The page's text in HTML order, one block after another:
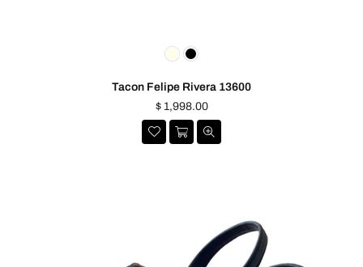
Tacon Felipe Rivera 13600
Precio
habitual
$ 1,998.00